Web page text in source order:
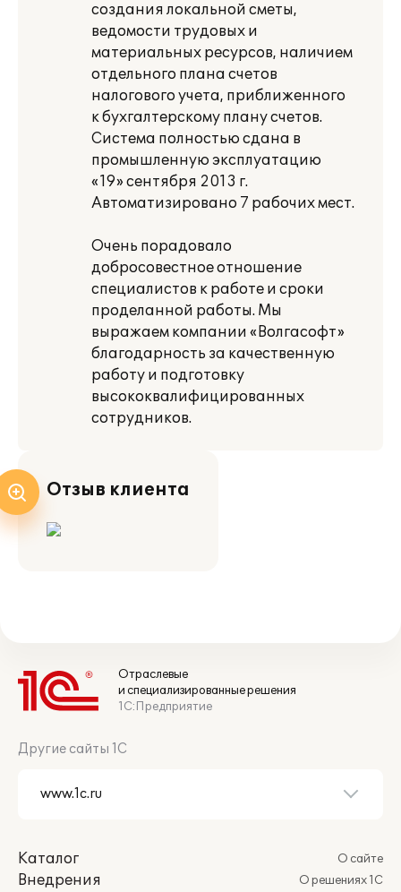
создания локальной сметы,
ведомости трудовых и
материальных ресурсов, наличием
отдельного плана счетов
налогового учета, приближенного
к бухгалтерскому плану счетов.
Система полностью сдана в
промышленную эксплуатацию
«19» сентября 2013 г.
Автоматизировано 7 рабочих мест.
Очень порадовало
добросовестное отношение
специалистов к работе и сроки
проделанной работы. Мы
выражаем компании «Волгасофт»
благодарность за качественную
работу и подготовку
высококвалифицированных
сотрудников.
Отзыв клиента
Отраслевые
и специализированные решения
1С:Предприятие
Другие сайты 1С
Каталог
Внедрения
О сайте
О решениях 1С